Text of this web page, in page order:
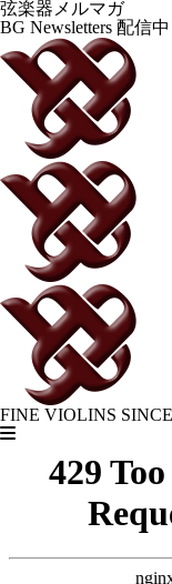
弦楽器メルマガ
BG Newsletters 配信中
FINE VIOLINS